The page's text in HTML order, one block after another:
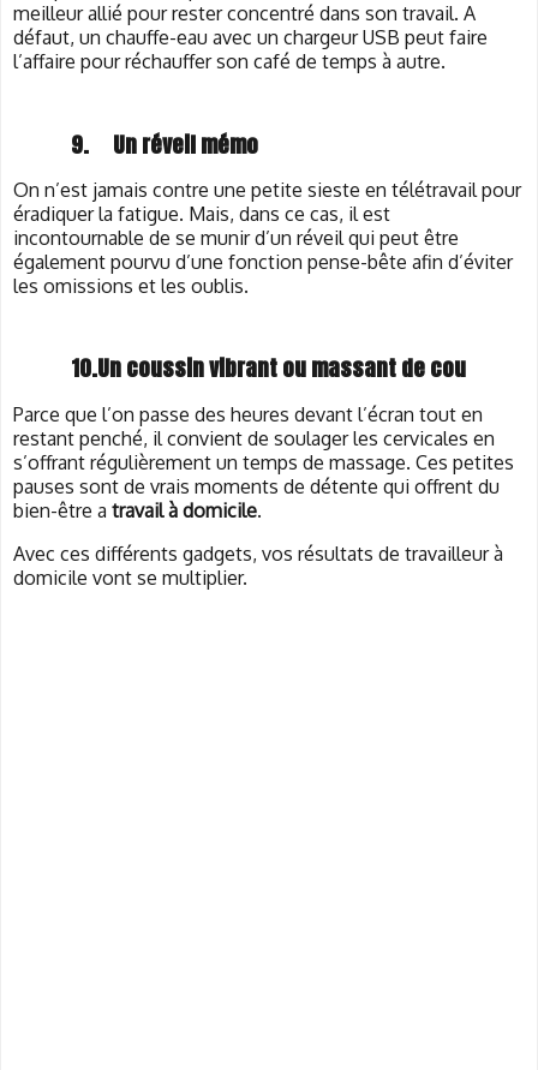
meilleur allié pour rester concentré dans son travail. A
défaut, un chauffe-eau avec un chargeur USB peut faire
l’affaire pour réchauffer son café de temps à autre.
9. Un réveil mémo
On n’est jamais contre une petite sieste en télétravail pour
éradiquer la fatigue. Mais, dans ce cas, il est
incontournable de se munir d’un réveil qui peut être
également pourvu d’une fonction pense-bête afin d’éviter
les omissions et les oublis.
10.Un coussin vibrant ou massant de cou
Parce que l’on passe des heures devant l’écran tout en
restant penché, il convient de soulager les cervicales en
s’offrant régulièrement un temps de massage. Ces petites
pauses sont de vrais moments de détente qui offrent du
bien-être a travail à domicile.
Avec ces différents gadgets, vos résultats de travailleur à
domicile vont se multiplier.